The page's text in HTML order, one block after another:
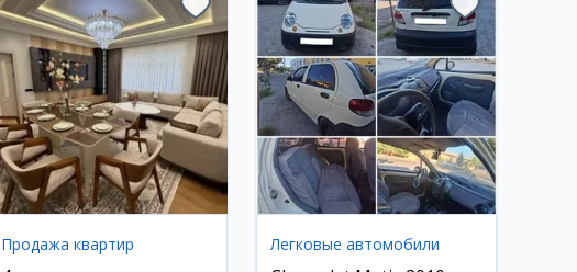
Продажа квартир Легковые автомобили